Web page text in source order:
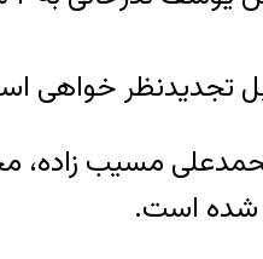
تجدیدنظر خواهی
مسیب زاده،
شده است.